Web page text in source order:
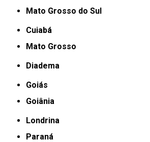
Mato Grosso do Sul
Cuiabá
Mato Grosso
Diadema
Goiás
Goiânia
Londrina
Paraná